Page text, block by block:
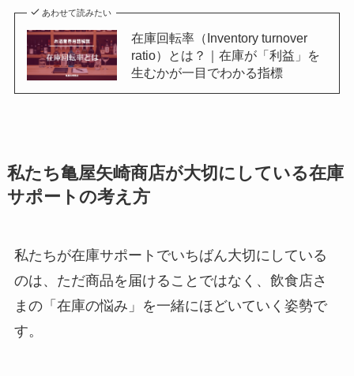
あわせて読みたい
在庫回転率（Inventory turnover
ratio）とは？｜在庫が「利益」を
生むかが一目でわかる指標
私たち亀屋矢崎商店が大切にしている在庫
サポートの考え方
私たちが在庫サポートでいちばん大切にしている
のは、ただ商品を届けることではなく、飲食店さ
まの「在庫の悩み」を一緒にほどいていく姿勢で
す。